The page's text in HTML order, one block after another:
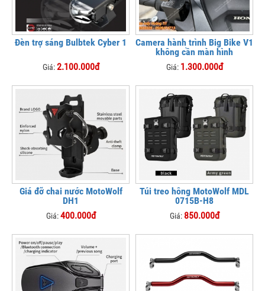
Đèn trợ sáng Bulbtek Cyber 1
Giá:2.100.000đ
Camera hành trình Big Bike V1
không cần màn hình
Giá: 1.300.000đ
Giá đỡ chai nước MotoWolf
DH1
Giá:400.000đ
Túi treo hông MotoWolf MDL
0715B-H8
Giá: 850.000đ